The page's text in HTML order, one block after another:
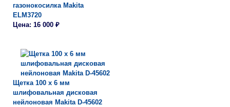
газонокосилка Makita
ELM3720
Цена: 16 000 ₽
Щетка 100 х 6 мм
шлифовальная дисковая
нейлоновая Makita D-45602